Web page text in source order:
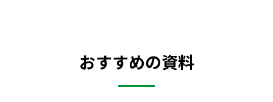
おすすめの資料